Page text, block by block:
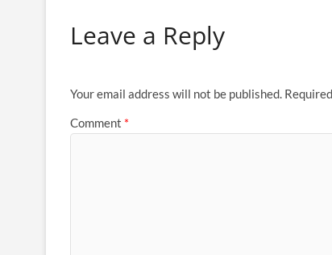
Leave a Reply
Your email address will not be published.
Comment *